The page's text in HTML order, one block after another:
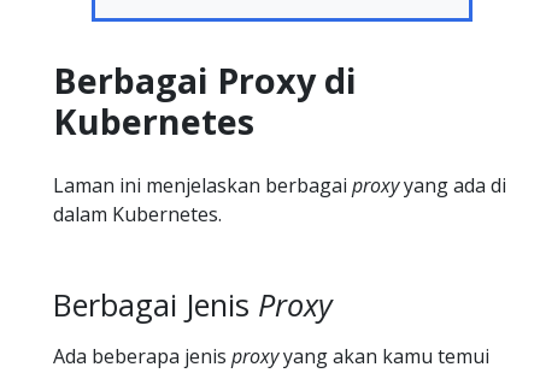
Berbagai Proxy di
Kubernetes
Laman ini menjelaskan berbagai proxyyang ada di
dalam Kubernetes.
Berbagai Jenis Proxy
Ada beberapa jenis proxyyang akan kamu temui